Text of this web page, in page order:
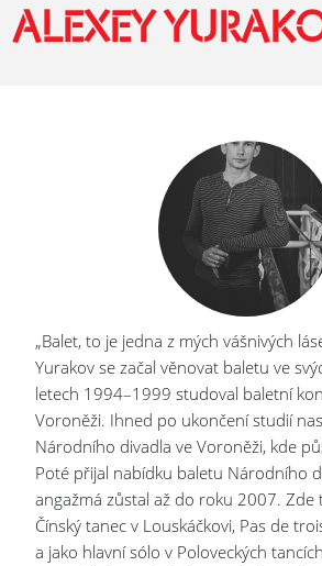
ALEXEY
„Balet, to je jedna z mých vášnivých
Yurakov se začal věnovat baletu ve
letech 1994–1999 studoval baletní
Voroněži. Ihned po ukončení studií
Národního divadla ve Voroněži, kde
Poté přijal nabídku baletu Národního
angažmá zůstal až do roku 2007. Zde
Čínský tanec v Louskáčkovi, Pas de
a jako hlavní sólo v Poloveckých